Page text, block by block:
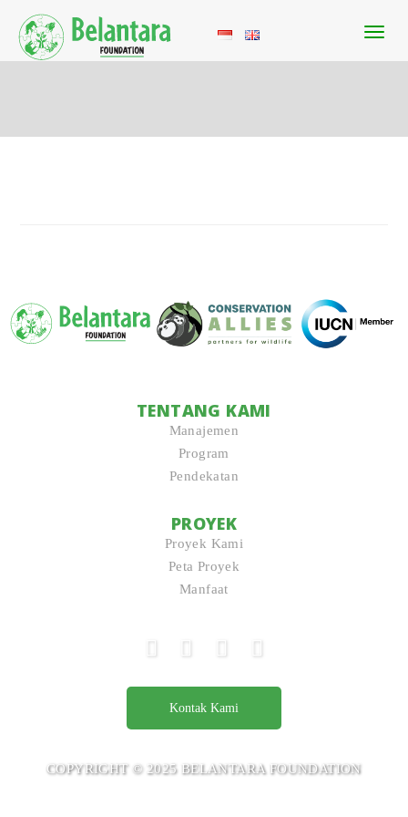
TENTANG KAMI
Manajemen
Program
Pendekatan
PROYEK
Proyek Kami
Peta Proyek
Manfaat
Kontak Kami
COPYRIGHT © 2025 BELANTARA FOUNDATION